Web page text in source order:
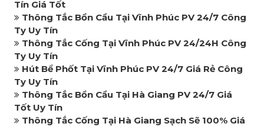
Tín Giá Tốt
Thông Tắc Bồn Cầu Tại Vĩnh Phúc PV 24/7 Công
Ty Uy Tín
Thông Tắc Cống Tại Vĩnh Phúc PV 24/24H Công
Ty Uy Tín
Hút Bể Phốt Tại Vĩnh Phúc PV 24/7 Giá Rẻ Công
Ty Uy Tín
Thông Tắc Bồn Cầu Tại Hà Giang PV 24/7 Giá
Tốt Uy Tín
Thông Tắc Cống Tại Hà Giang Sạch Sẽ 100% Giá